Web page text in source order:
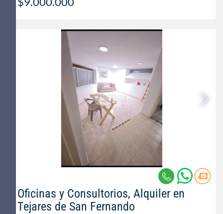
Oficinas y Consultorios, Alquiler en
Tejares de San Fernando